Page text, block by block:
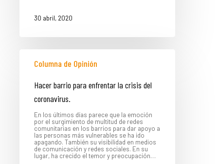
30 abril, 2020
Columna de Opinión
Hacer barrio para enfrentar la crisis del
coronavirus.
En los últimos días parece que la emoción
por el surgimiento de multitud de redes
comunitarias en los barrios para dar apoyo a
las personas más vulnerables se ha ido
apagando. También su visibilidad en medios
de comunicación y redes sociales. En su
lugar, ha crecido el temor y preocupación…